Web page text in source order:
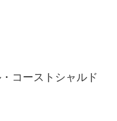
コーストシャルド